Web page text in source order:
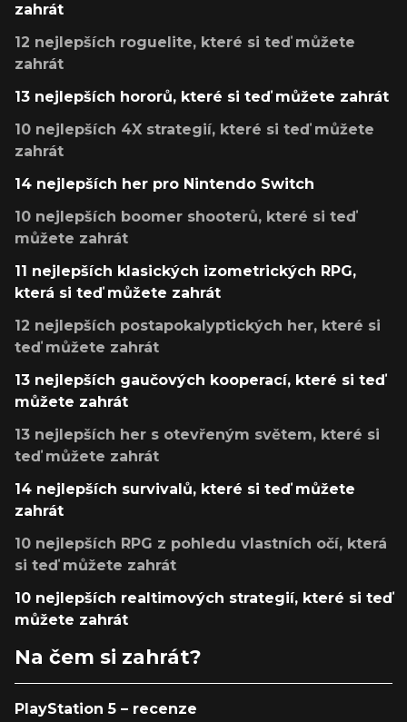
zahrát
12 nejlepších roguelite, které si teď můžete
zahrát
13 nejlepších hororů, které si teď můžete zahrát
10 nejlepších 4X strategií, které si teď můžete
zahrát
14 nejlepších her pro Nintendo Switch
10 nejlepších boomer shooterů, které si teď
můžete zahrát
11 nejlepších klasických izometrických RPG,
která si teď můžete zahrát
12 nejlepších postapokalyptických her, které si
teď můžete zahrát
13 nejlepších gaučových kooperací, které si teď
můžete zahrát
13 nejlepších her s otevřeným světem, které si
teď můžete zahrát
14 nejlepších survivalů, které si teď můžete
zahrát
10 nejlepších RPG z pohledu vlastních očí, která
si teď můžete zahrát
10 nejlepších realtimových strategií, které si teď
můžete zahrát
Na čem si zahrát?
PlayStation 5 – recenze